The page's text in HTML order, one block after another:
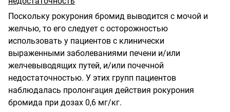
Поскольку рокурония бромид выводится с мочой и
желчью, то его следует с осторожностью
использовать у пациентов с клинически
выраженными заболеваниями печени и/или
желчевыводящих путей, и/или почечной
недостаточностью. У этих групп пациентов
наблюдалась пролонгация действия рокурония
бромида при дозах 0,6 мг/кг.